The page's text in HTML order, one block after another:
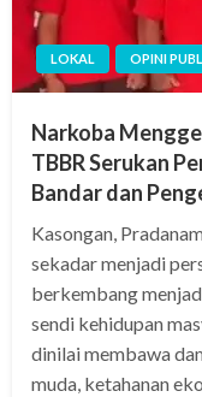
LOKAL OPINI
Narkoba
TBBR Serukan
Bandar dan
Kasongan,
sekadar menjadi
berkembang
sendi kehidupan
dinilai membawa
muda, ketahanan